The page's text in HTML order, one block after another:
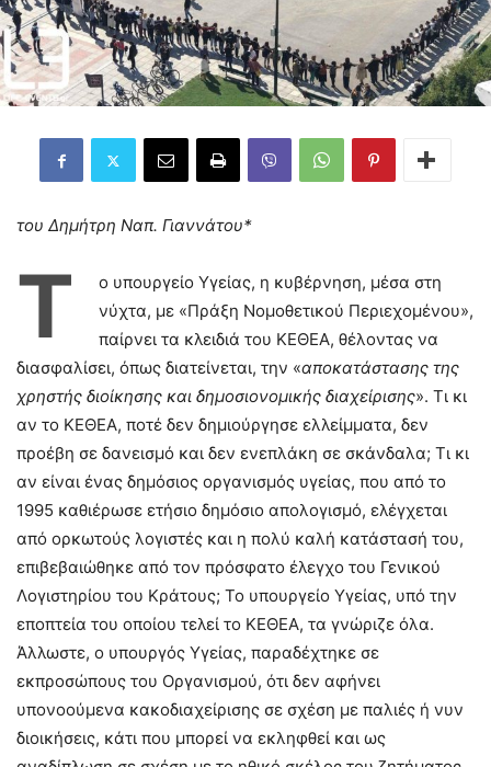
του Δημήτρη Ναπ. Γιαννάτου*
Τ
ο υπουργείο Υγείας, η κυβέρνηση, μέσα στη
νύχτα, με «Πράξη Νομοθετικού Περιεχομένου»,
παίρνει τα κλειδιά του ΚΕΘΕΑ, θέλοντας να
διασφαλίσει, όπως διατείνεται, την «αποκατάστασης της
χρηστής διοίκησης και δημοσιονομικής διαχείρισης». Τι κι
αν το ΚΕΘΕΑ, ποτέ δεν δημιούργησε ελλείμματα, δεν
προέβη σε δανεισμό και δεν ενεπλάκη σε σκάνδαλα; Τι κι
αν είναι ένας δημόσιος οργανισμός υγείας, που από το
1995 καθιέρωσε ετήσιο δημόσιο απολογισμό, ελέγχεται
από ορκωτούς λογιστές και η πολύ καλή κατάστασή του,
επιβεβαιώθηκε από τον πρόσφατο έλεγχο του Γενικού
Λογιστηρίου του Κράτους; Το υπουργείο Υγείας, υπό την
εποπτεία του οποίου τελεί το ΚΕΘΕΑ, τα γνώριζε όλα.
Άλλωστε, ο υπουργός Υγείας, παραδέχτηκε σε
εκπροσώπους του Οργανισμού, ότι δεν αφήνει
υπονοούμενα κακοδιαχείρισης σε σχέση με παλιές ή νυν
διοικήσεις, κάτι που μπορεί να εκληφθεί και ως